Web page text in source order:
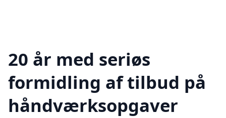
20 år med seriøs
formidling af tilbud på
håndværksopgaver